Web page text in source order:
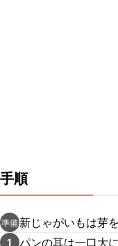
手順
準備 新じゃがいもは芽
1 パンの耳は一口大